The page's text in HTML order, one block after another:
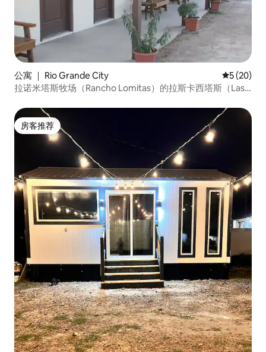
公寓 ｜ Rio Grande City 平均评分
5 (20)
拉诺米塔斯牧场（Rancho Lomitas）的拉斯卡西塔斯（Las
房客推荐
房客推荐